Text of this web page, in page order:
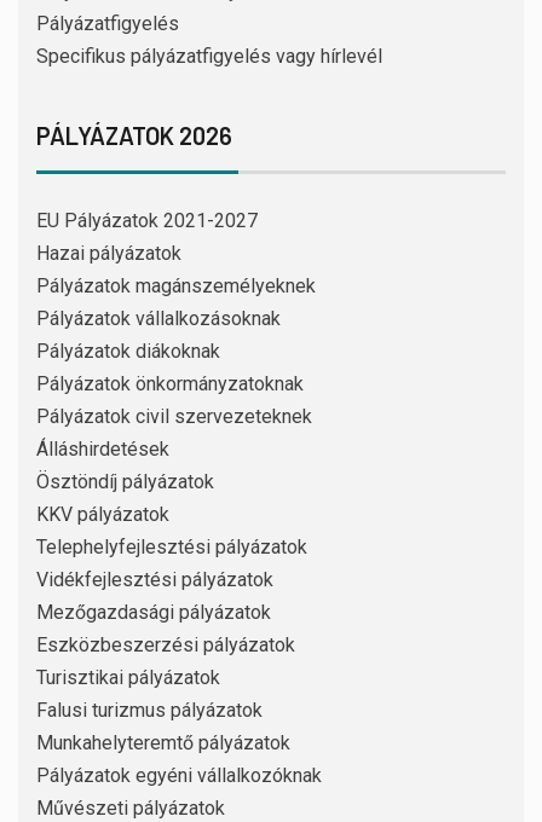
Pályázatfigyelés
Specifikus pályázatfigyelés vagy hírlevél
PÁLYÁZATOK 2026
EU Pályázatok 2021-2027
Hazai pályázatok
Pályázatok magánszemélyeknek
Pályázatok vállalkozásoknak
Pályázatok diákoknak
Pályázatok önkormányzatoknak
Pályázatok civil szervezeteknek
Álláshirdetések
Ösztöndíj pályázatok
KKV pályázatok
Telephelyfejlesztési pályázatok
Vidékfejlesztési pályázatok
Mezőgazdasági pályázatok
Eszközbeszerzési pályázatok
Turisztikai pályázatok
Falusi turizmus pályázatok
Munkahelyteremtő pályázatok
Pályázatok egyéni vállalkozóknak
Művészeti pályázatok